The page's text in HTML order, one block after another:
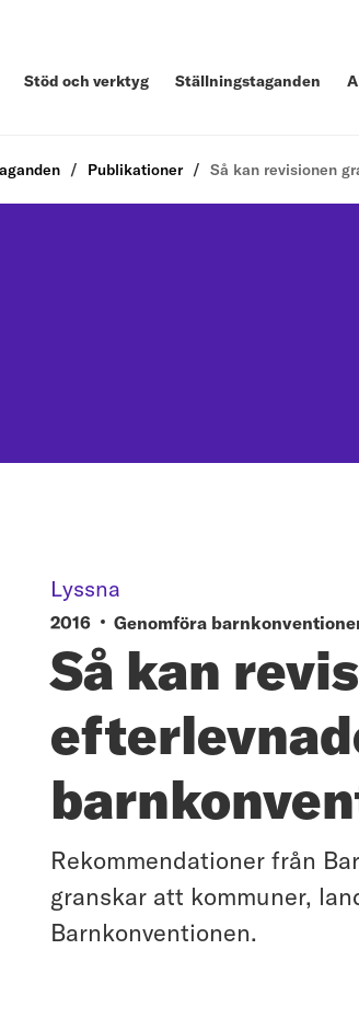
Stöd och verktyg Ställningstaganden
Publikationer Så kan revisionen
Lyssna
2016 Genomföra
Så kan
Rekommendationer från
granskar att kommuner,
Barnkonventionen.